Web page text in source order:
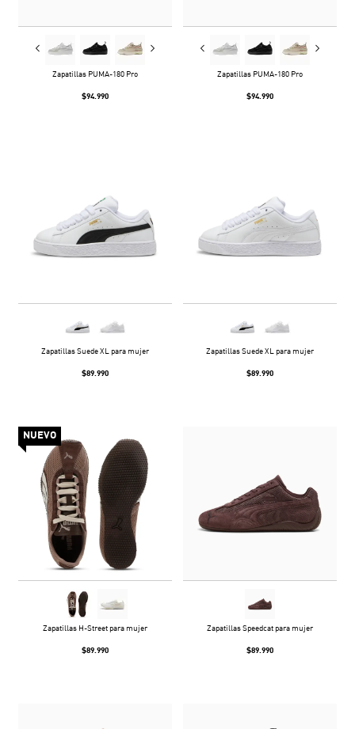
Zapatillas PUMA-180 Pro
$94.990
Zapatillas PUMA-180 Pro
$94.990
Zapatillas Suede XL para mujer
$89.990
Zapatillas Suede XL para mujer
$89.990
NUEVO
Zapatillas H-Street para mujer
$89.990
Zapatillas Speedcat para mujer
$89.990